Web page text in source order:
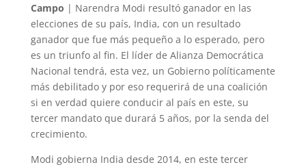
Campo | Narendra Modi resultó ganador en las
elecciones de su país, India, con un resultado
ganador que fue más pequeño a lo esperado, pero
es un triunfo al fin. El líder de Alianza Democrática
Nacional tendrá, esta vez, un Gobierno políticamente
más debilitado y por eso requerirá de una coalición
si en verdad quiere conducir al país en este, su
tercer mandato que durará 5 años, por la senda del
crecimiento.
Modi gobierna India desde 2014, en este tercer